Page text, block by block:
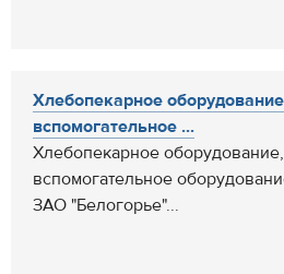
Хлебопекарное
вспомогательное ...
Хлебопекарное
вспомогательное
ЗАО "Белогорье"...